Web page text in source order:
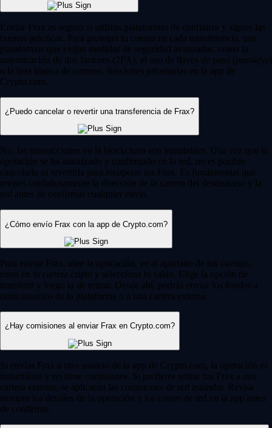
Enviar Frax es seguro si utilizas plataformas de confianza y sigues las
buenas prácticas. Para proteger tu cuenta en cada transferencia, usa
plataformas que exijan medidas de seguridad avanzadas, como la
autenticación de dos factores (2FA), el uso de llaves de paso (passkeys )
o la lista blanca de carteras, funciones prioritarias en la app de
Crypto.com.
¿Puedo cancelar o revertir una transferencia de Frax?
No, las transacciones en la blockchain son inmutables. Una vez que la
operación se ha autorizado y confirmado en la red, no es posible
cancelarla ni revertirla para recuperar tus Frax. Es fundamental que
revises cuidadosamente la dirección de la cartera del destinatario y la
red antes de confirmar cualquier envío.
¿Cómo envío Frax con la app de Crypto.com?
Para enviar Frax, abre la aplicación, ve al apartado de tus cuentas,
entra en tu cartera cripto y selecciona tu saldo. Elige la opción de
transferir y luego la de retirar. Desde ahí, podrás enviar los fondos a
otros usuarios de la plataforma o a una cartera externa.
¿Hay comisiones al enviar Frax en Crypto.com?
Si envías Frax a otro usuario de la app de Crypto.com, la operación es
instantánea y no tiene comisiones. Si prefieres retirar tus Frax a una
cartera externa, se aplicarán las comisiones de red estándar. Revisa
siempre los detalles de la operación y los costes de red en la app antes
de confirmar.